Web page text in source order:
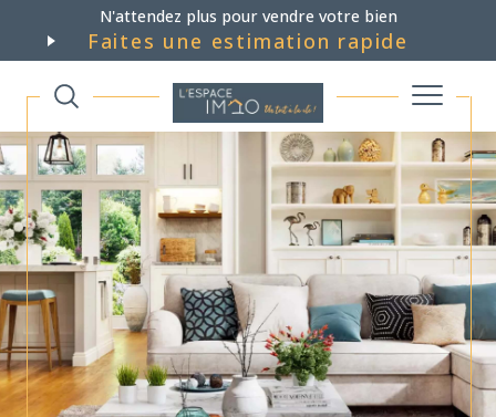
N'attendez plus pour vendre votre bien
Faites une estimation rapide